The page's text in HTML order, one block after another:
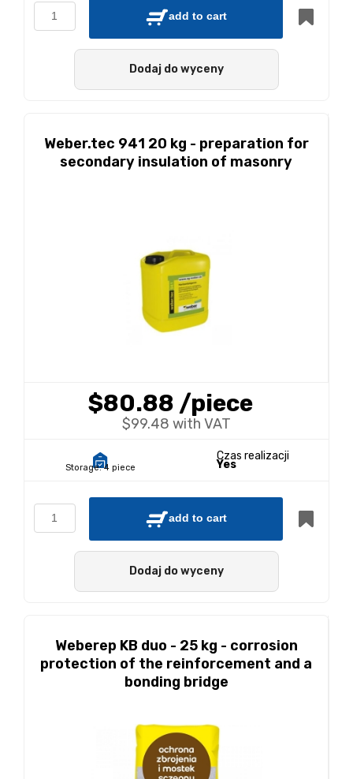
add to cart
Dodaj do wyceny
Weber.tec 941 20 kg - preparation for
secondary insulation of masonry
$80.88 /piece
$99.48 with VAT
Storage: 4 piece
Czas realizacji
Yes
add to cart
Dodaj do wyceny
Weberep KB duo - 25 kg - corrosion
protection of the reinforcement and a
bonding bridge